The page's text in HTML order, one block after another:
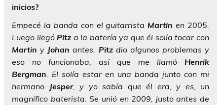
inicios?
Empecé la banda con el guitarrista Martin en 2005.
Luego llegó Pitz a la batería ya que él solía tocar con
Martin y Johan antes. Pitzdio algunos problemas y
eso no funcionaba, así que me llamó Henrik
Bergman . El solía estar en una banda junto con mi
hermano Jesper, y yo sabía que él era, y es, un
magnífico baterista. Se unió en 2009, justo antes de